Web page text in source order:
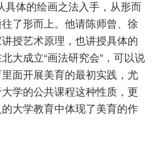
具体的绘画之法入手，从形而
了形而上。他请陈师曾、徐
授艺术原理，也讲授具体的
大成立“画法研究会”，可以说
面开展美育的最初实践，尤
学的公共课程这种性质，更
大学教育中体现了美育的作